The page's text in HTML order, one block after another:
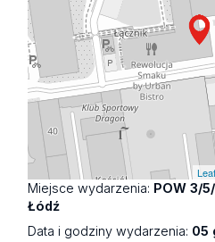
Miejsce wydarzenia: POW 3/
Łódź
Data i godziny wydarzenia: 05